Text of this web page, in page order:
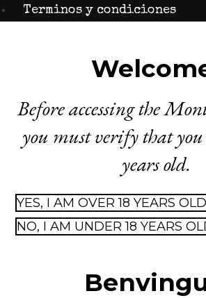
Terminos y condiciones
Before accessing the
you must verify that
years old.
YES, I AM OVER 18 YEARS OLD
NO, I AM UNDER 18 YEARS